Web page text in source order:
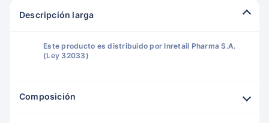
Descripción larga
Este producto es distribuido por Inretail Pharma S.A.
(Ley 32033)
Composición